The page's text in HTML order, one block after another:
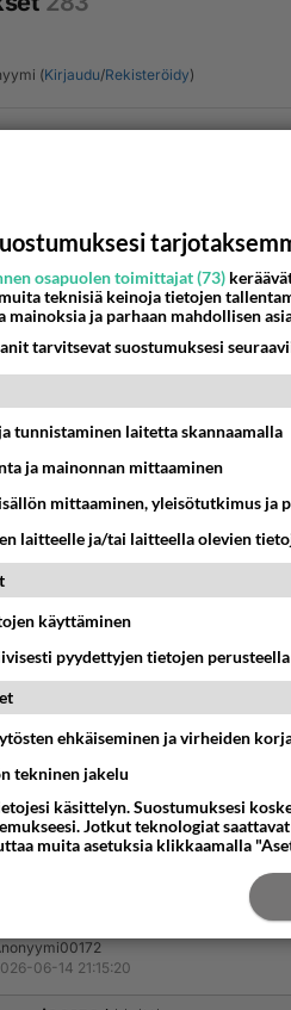
(Kirjaudu/Rekisteröidy)
sulle A mies, et tykkään
06-13 21:27:22
Anonyymi00159
06-14 18:06:25
myös sinulla ihana M
sinun kanssai paljon
06-14 21:15:20
osapuolen toimittajat (73)
teknisiä keinoja tietojen
ja parhaan mahdollisen
tarvitsevat suostumuksesi
tunnistaminen laitetta skannaamalla
ja mainonnan mittaaminen
mittaaminen, yleisötutkimus ja
laitteelle ja/tai laitteella olevien
käyttäminen
pyydettyjen tietojen perusteella
ehkäiseminen ja virheiden
tekninen jakelu
käsittelyn. Suostumuksesi
Jotkut teknologiat
muita asetuksia klikkaamalla